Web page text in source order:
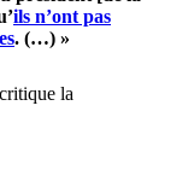
ils n’ont pas
. (…) »